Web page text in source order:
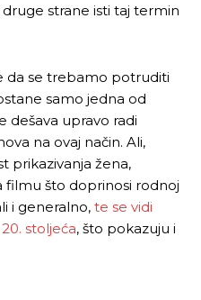
druge strane isti taj termin
da se trebamo potruditi
samo jedna od
dešava upravo radi
na ovaj način. Ali,
prikazivanja žena,
filmu što doprinosi rodnoj
i generalno, te se vidi
stoljeća, što pokazuju i